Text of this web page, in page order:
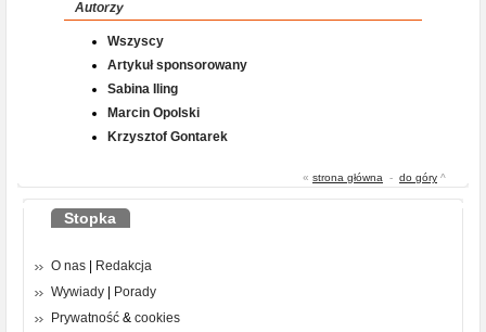
Autorzy
Wszyscy
Artykuł sponsorowany
Sabina Iling
Marcin Opolski
Krzysztof Gontarek
« strona główna - do góry ^
Stopka
O nas
Redakcja
Wywiady
Porady
Prywatność & cookies